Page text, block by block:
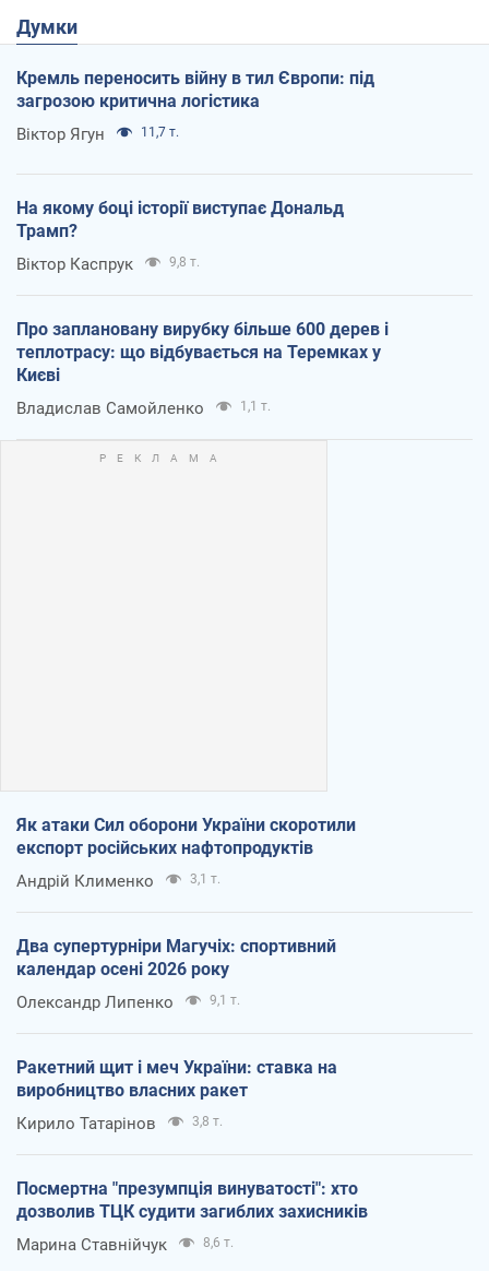
Думки
Кремль переносить війну в тил Європи: під
загрозою критична логістика
Віктор Ягун 11,7 т.
На якому боці історії виступає Дональд
Трамп?
Віктор Каспрук 9,8 т.
Про заплановану вирубку більше 600 дерев і
теплотрасу: що відбувається на Теремках у
Києві
Владислав Самойленко 1,1 т.
Як атаки Сил оборони України скоротили
експорт російських нафтопродуктів
Андрій Клименко 3,1 т.
Два супертурніри Магучіх: спортивний
календар осені 2026 року
Олександр Липенко 9,1 т.
Ракетний щит і меч України: ставка на
виробництво власних ракет
Кирило Татарінов 3,8 т.
Посмертна "презумпція винуватості": хто
дозволив ТЦК судити загиблих захисників
Марина Ставнійчук 8,6 т.